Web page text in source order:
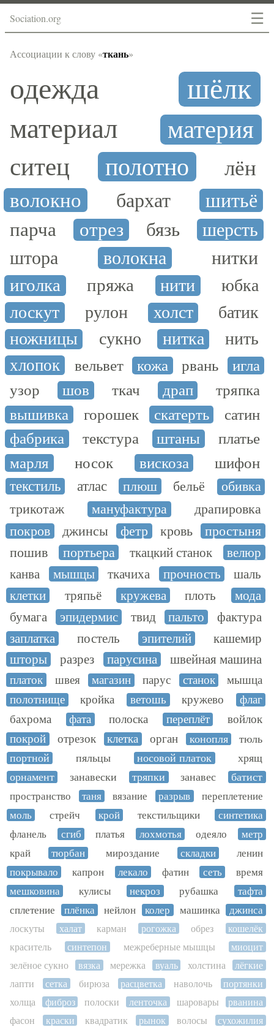
☰
Sociation.org
Ассоциации к слову «ткань»
одежда шёлк
материал
материя
ситец
полотно лён
волокно бархат шитьё
парча отрез бязь
шерсть
штора
волокна нитки
иголка пряжа нити
юбка
лоскут
рулон холст
батик
ножницы
сукно нитка
нить
хлопок
вельвет кожа рвань
игла
узор
шов ткач драп
тряпка
вышивка
горошек скатерть
сатин
фабрика
текстура штаны
платье
марля
носок вискоза шифон
текстиль атлас плюш бельё
обивка
трикотаж
мануфактура
драпировка
покров
джинсы фетр кровь
простыня
пошив
портьера ткацкий станок
велюр
канва
мышцы ткачиха прочность
шаль
клетки
тряпьё кружева плоть
мода
бумага
эпидермис твид пальто
фактура
заплатка
постель эпителий
кашемир
шторы
разрез парусина швейная машина
платок швея магазин парус станок
мышца
полотнище
кройка ветошь кружево
флаг
бахрома
фата полоска переплёт
войлок
покрой
отрезок клетка орган конопля
тюль
портной
пяльцы носовой платок
хрящ
орнамент
занавески тряпки занавес батист
пространство таня вязание разрыв
переплетение
моль
стрейч крой текстильщики
синтетика
фланель
сгиб платья лохмотья одеяло
метр
край
тюрбан мироздание складки
ленин
покрывало
капрон лекало фатин сеть
время
мешковина
кулисы некроз рубашка
тафта
сплетение
плёнка нейлон колер машинка джинса
лоскуты халат карман рогожка обрез
кошелёк
краситель
синтепон межреберные мышцы
миоцит
зелёное сукно
вязка мережка вуаль холстина
лёгкие
лапти
сетка бирюза расцветка наволочь
портянки
холща
фиброз полоски ленточка шаровары
рванина
фасон
краски квадратик рынок волосы
сухожилия